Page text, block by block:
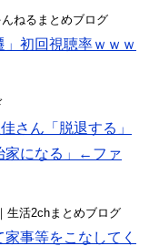
ねるまとめブログ
初回視聴率ｗｗｗ
さん「脱退する」
家になる」←ファ
生活2chまとめブログ
事等をこなしてく